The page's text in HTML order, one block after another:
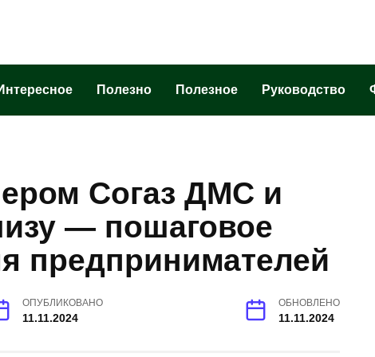
Полезно Полезное Руководство
Согаз ДМС и
— пошаговое
предпринимателей
ОПУБЛИКОВАНО
11.11.2024
ОБНОВЛЕНО
11.11.2024